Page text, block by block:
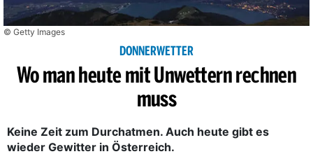
© Getty Images
DONNERWETTER
Wo man heute mit Unwettern rechnen
muss
Keine Zeit zum Durchatmen. Auch heute gibt es
wieder Gewitter in Österreich.